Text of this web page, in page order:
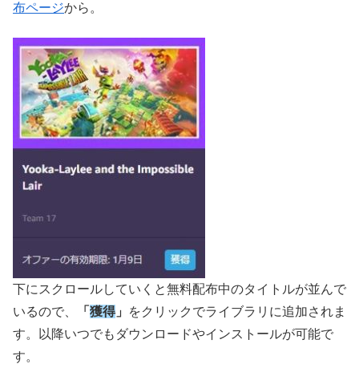
布ページから。
下にスクロールしていくと無料配布中のタイトルが並んで
いるので、
「 獲得」
をクリックでライブラリに追加されま
す。以降いつでもダウンロードやインストールが可能で
す。